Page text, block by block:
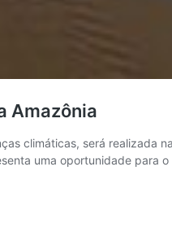
Amazônia
climáticas, será realizada
uma oportunidade para